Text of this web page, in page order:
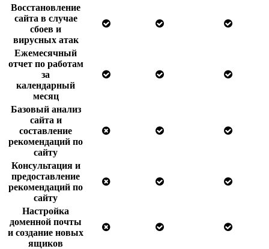
Восстановление
сайта в случае
сбоев и
вирусных атак
Ежемесячный
отчет по работам
за
календарный
месяц
Базовый анализ
сайта и
составление
рекомендаций по
сайту
Консультация и
предоставление
рекомендаций по
сайту
Настройка
доменной почты
и создание новых
ящиков